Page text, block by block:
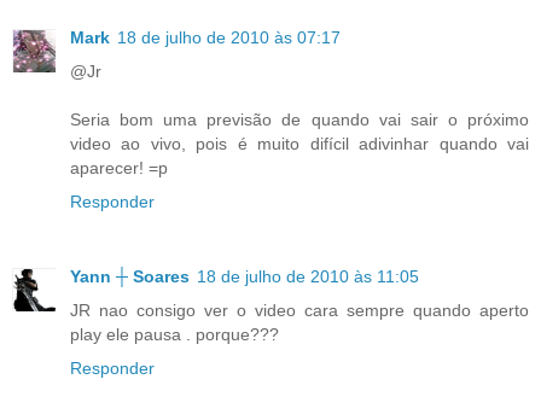
Mark 18 de julho de 2010 às 07:17
@Jr
Seria bom uma previsão de quando vai sair o próximo
video ao vivo, pois é muito difícil adivinhar quando vai
aparecer! =p
Responder
Yann ┼ Soares 18 de julho de 2010 às 11:05
JR nao consigo ver o video cara sempre quando aperto
play ele pausa . porque???
Responder